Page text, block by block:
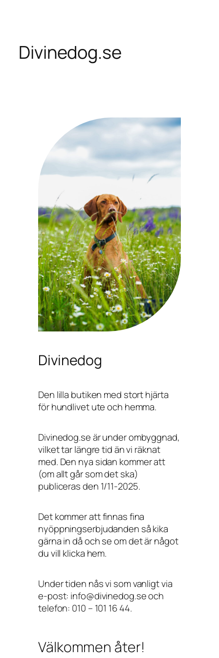
content
Divinedog.se
Divinedog
Den lilla butiken med stort hjärta
för hundlivet ute och hemma.
Divinedog.se är under ombyggnad,
vilket tar längre tid än vi räknat
med. Den nya sidan kommer att
(om allt går som det ska)
publiceras den 1/11-2025.
Det kommer att finnas fina
nyöppningserbjudanden så kika
gärna in då och se om det är något
du vill klicka hem.
Under tiden nås vi som vanligt via
e-post: info@divinedog.se och
telefon: 010 – 101 16 44.
Välkommen åter!